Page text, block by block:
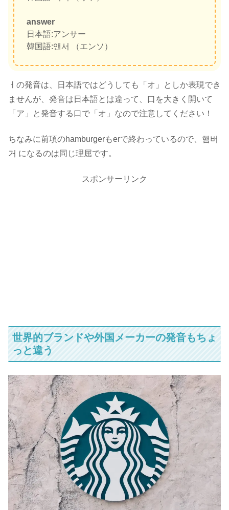
answer
日本語:アンサー
韓国語:앤서 （エンソ）
ㅓの発音は、日本語ではどうしても「オ」としか表現でき
ませんが、発音は日本語とは違って、口を大きく開いて
「ア」と発音する口で「オ」なので注意してください！
ちなみに前項のhamburgerもerで終わっているので、햄버
거 になるのは同じ理屈です。
スポンサーリンク
世界的ブランドや外国メーカーの発音もちょ
っと違う